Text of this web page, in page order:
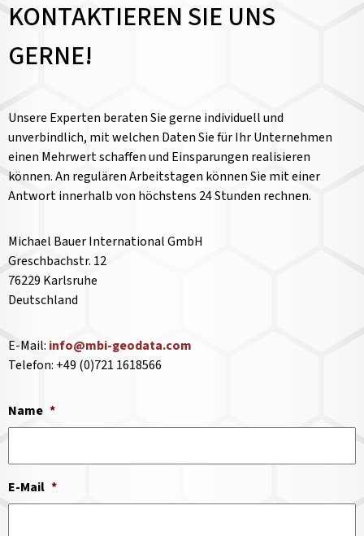
KONTAKTIEREN SIE UNS
GERNE!
Unsere Experten beraten Sie gerne individuell und
unverbindlich, mit welchen Daten Sie für Ihr Unternehmen
einen Mehrwert schaffen und Einsparungen realisieren
können. An regulären Arbeitstagen können Sie mit einer
Antwort innerhalb von höchstens 24 Stunden rechnen.
Michael Bauer International GmbH
Greschbachstr. 12
76229 Karlsruhe
Deutschland
E-Mail: info@mbi-geodata.com
Telefon: +49 (0)721 1618566
Name *
E-Mail *